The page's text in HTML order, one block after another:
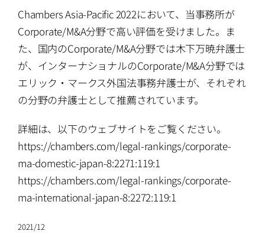
CAREERS
NEWS
CONTACT
Chambers Asia-Pacific 2022において、当事務所が
Corporate/M&A分野で高い評価を受けました。ま
た、国内のCorporate/M&A分野では木下万暁弁護士
が、インターナショナルのCorporate/M&A分野では
エリック・マークス外国法事務弁護士が、それぞれ
の分野の弁護士として推薦されています。
詳細は、以下のウェブサイトをご覧ください。
https://chambers.com/legal-rankings/corporate-
ma-domestic-japan-8:2271:119:1
https://chambers.com/legal-rankings/corporate-
ma-international-japan-8:2272:119:1
2021/12